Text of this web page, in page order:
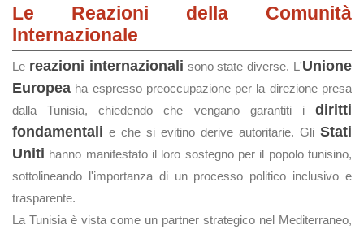
Le Reazioni della Comunità
Internazionale
Le reazioni internazionali sono state diverse. L'Unione
Europea ha espresso preoccupazione per la direzione presa
dalla Tunisia, chiedendo che vengano garantiti i diritti
fondamentali e che si evitino derive autoritarie. Gli Stati
Uniti hanno manifestato il loro sostegno per il popolo tunisino,
sottolineando l'importanza di un processo politico inclusivo e
trasparente.
La Tunisia è vista come un partner strategico nel Mediterraneo,